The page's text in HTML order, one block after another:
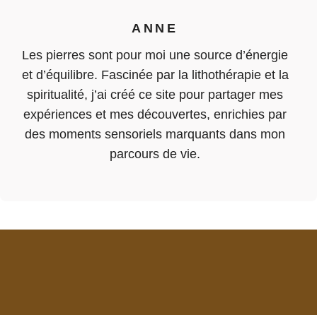
ANNE
Les pierres sont pour moi une source d’énergie
et d’équilibre. Fascinée par la lithothérapie et la
spiritualité, j’ai créé ce site pour partager mes
expériences et mes découvertes, enrichies par
des moments sensoriels marquants dans mon
parcours de vie.